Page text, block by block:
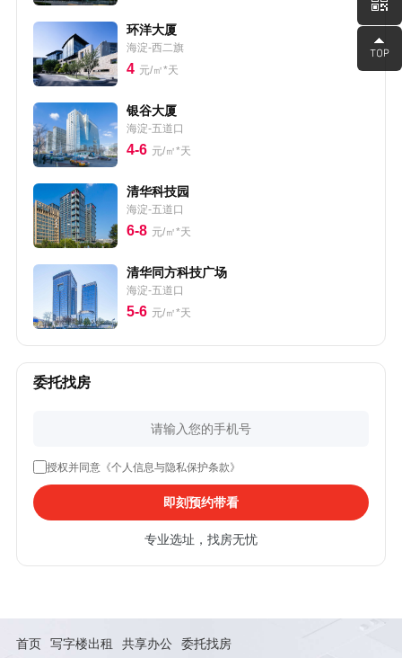
环洋大厦
海淀-西二旗
4 元/㎡*天
银谷大厦
海淀-五道口
4-6 元/㎡*天
清华科技园
海淀-五道口
6-8 元/㎡*天
清华同方科技广场
海淀-五道口
5-6 元/㎡*天
委托找房
授权并同意《个人信息与隐私保护条款》
即刻预约带看
专业选址，找房无忧
首页 写字楼出租 共享办公 委托找房